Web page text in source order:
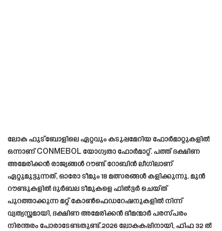
ലോക ഫുട്ബോളിലെ ഏറ്റവും കടുപ്പമേറിയ ഫോർമാറ്റുകളിൽ
ഒന്നാണ് CONMEBOL യോഗ്യതാ ഫോർമാറ്റ്. പത്ത് ദക്ഷിണ
അമേരിക്കൻ രാജ്യങ്ങൾ റൗണ്ട് റോബിൻ ലീഗിലാണ്
ഏറ്റുമുട്ടുന്നത്, ഓരോ ടീമും 18 മത്സരങ്ങൾ കളിക്കുന്നു. മുൻ
റൗണ്ടുകളിൽ ദുർബല ടീമുകളെ ഫിൽട്ടർ ചെയ്ത്
പുറത്താക്കുന്ന മറ്റ് കോൺഫെഡറേഷനുകളിൽ നിന്ന്
വ്യത്യസ്തമായി, ദക്ഷിണ അമേരിക്കൻ ഭീമന്മാർ പരസ്പരം
നിരന്തരം പോരാടേണ്ടതുണ്ട്.2026 ലോകകപ്പിനായി, ഫിഫ 32 ൽ